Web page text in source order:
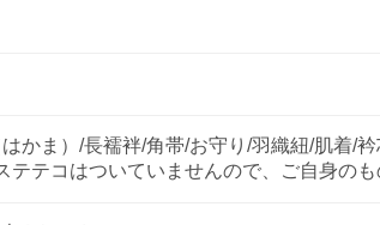
かま）/長襦袢/角帯/お守り/羽織紐/肌着/
テコはついていませんので、ご自身のも